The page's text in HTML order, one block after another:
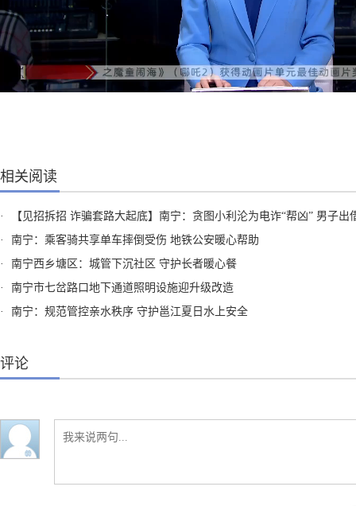
相关阅读
·
【见招拆招 诈骗套路大起底】南宁：贪图小利沦为电诈“帮凶” 男子出借“两卡”获刑
·
南宁：乘客骑共享单车摔倒受伤 地铁公安暖心帮助
·
南宁西乡塘区：城管下沉社区 守护长者暖心餐
·
南宁市七岔路口地下通道照明设施迎升级改造
·
南宁：规范管控亲水秩序 守护邕江夏日水上安全
评论